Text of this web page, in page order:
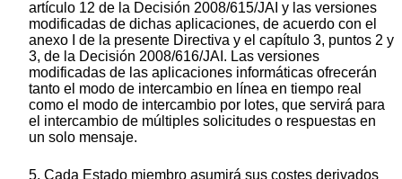
artículo 12 de la Decisión 2008/615/JAI y las versiones
modificadas de dichas aplicaciones, de acuerdo con el
anexo I de la presente Directiva y el capítulo 3, puntos 2 y
3, de la Decisión 2008/616/JAI. Las versiones
modificadas de las aplicaciones informáticas ofrecerán
tanto el modo de intercambio en línea en tiempo real
como el modo de intercambio por lotes, que servirá para
el intercambio de múltiples solicitudes o respuestas en
un solo mensaje.
5. Cada Estado miembro asumirá sus costes derivados